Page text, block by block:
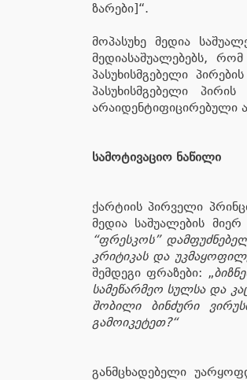
ზარები]“.
მოპასუხე მედია
მედიასაშუალებებს,
პასუხისმგებელი
პასუხისმგებელი
არაიდენტიფიცირებული
სამოტივაციო ნაწილი
ქარტიის პირველი
მედია საშუალების
“ფრესკოს”
კრიტიკას და
შემდეგი ფრაზები: „
სამეწარმეო სულსა და
შობილი ბინძური
გამოიკეტეთ?“
განმცხადებელი